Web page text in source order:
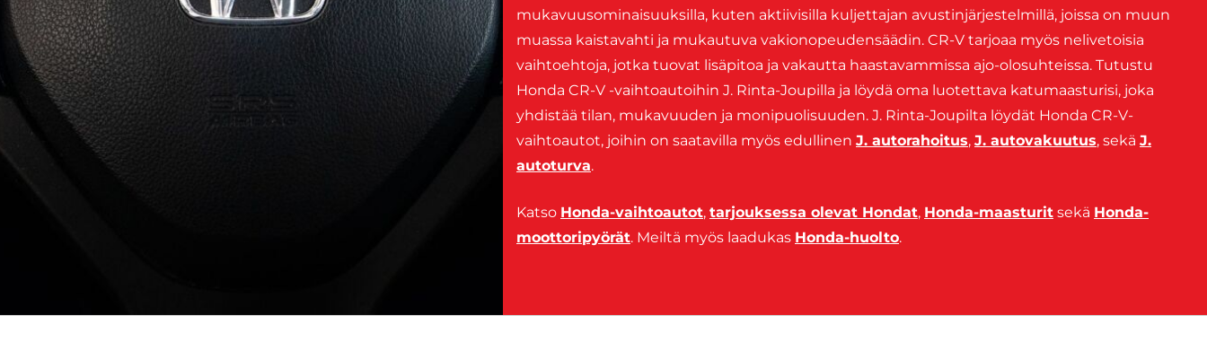
mukavuusominaisuuksilla, kuten aktiivisilla kuljettajan avustinjärjestelmillä, joissa on muun
muassa kaistavahti ja mukautuva vakionopeudensäädin. CR-V tarjoaa myös nelivetoisia
vaihtoehtoja, jotka tuovat lisäpitoa ja vakautta haastavammissa ajo-olosuhteissa. Tutustu
Honda CR-V -vaihtoautoihin J. Rinta-Joupilla ja löydä oma luotettava katumaasturisi, joka
yhdistää tilan, mukavuuden ja monipuolisuuden. J. Rinta-Joupilta löydät Honda CR-V-
vaihtoautot, joihin on saatavilla myös edullinen J. autorahoitus, J. autovakuutus, sekä J.
autoturva.
Katso Honda-vaihtoautot, tarjouksessa olevat Hondat, Honda-maasturit sekä Honda-
moottoripyörät. Meiltä myös laadukas Honda-huolto.